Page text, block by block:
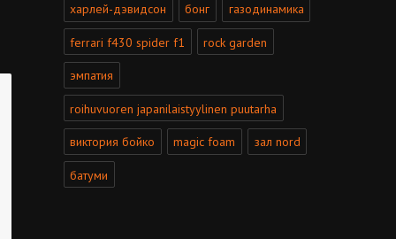
харлей-дэвидсон бонг газодинамика
ferrari f430 spider f1 rock garden
эмпатия
roihuvuoren japanilaistyylinen puutarha
виктория бойко magic foam зал nord
батуми